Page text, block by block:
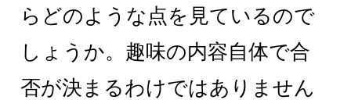
らどのような点を見ているので
しょうか。趣味の内容自体で合
否が決まるわけではありません